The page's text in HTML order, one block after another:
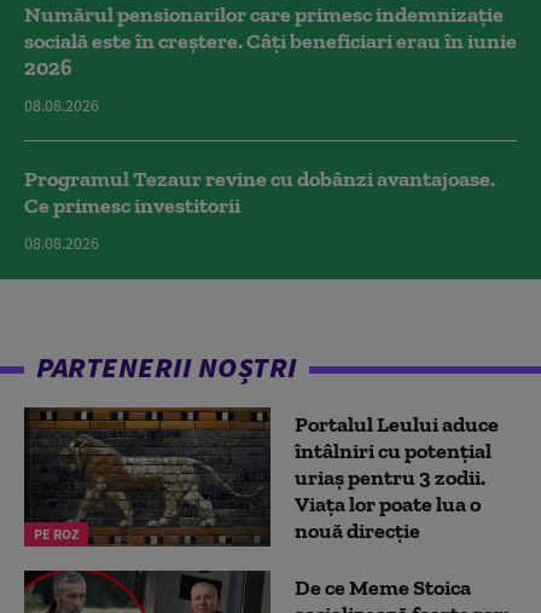
Numărul pensionarilor care primesc indemnizaţie
socială este în creștere. Câți beneficiari erau în iunie
2026
08.08.2026
Programul Tezaur revine cu dobânzi avantajoase.
Ce primesc investitorii
08.08.2026
PARTENERII NOȘTRI
PE ROZ
Portalul Leului aduce
întâlniri cu potențial
uriaș pentru 3 zodii.
Viața lor poate lua o
nouă direcție
De ce Meme Stoica